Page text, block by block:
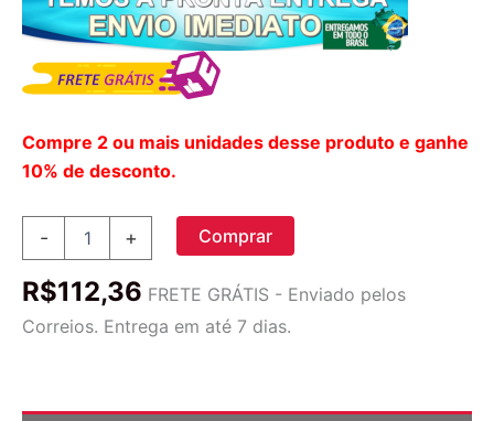
Compre 2 ou mais unidades desse produto e ganhe
10% de desconto.
-
Labial
Condicionado
+ Comprar
R$112,36 FRETE GRÁTIS - Enviado pelos
Correios. Entrega em até 7 dias.